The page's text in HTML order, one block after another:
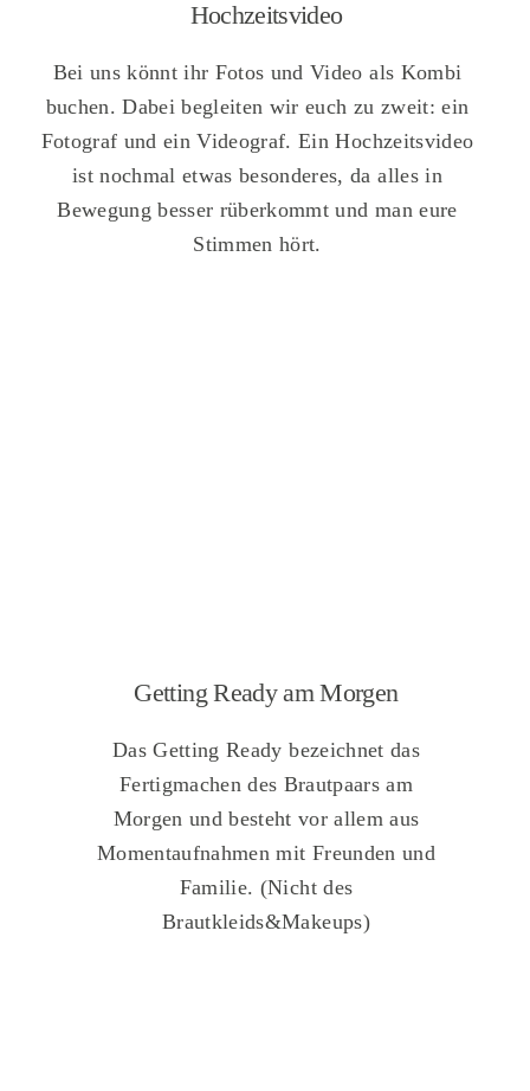
Hochzeitsvideo
Getting Ready am Morgen
Bei uns könnt ihr Fotos und Video als Kombi
buchen. Dabei begleiten wir euch zu zweit: ein
Fotograf und ein Videograf. Ein Hochzeitsvideo
ist nochmal etwas besonderes, da alles in
Bewegung besser rüberkommt und man eure
Stimmen hört.
Das Getting Ready bezeichnet das
Fertigmachen des Brautpaars am
Morgen und besteht vor allem aus
Momentaufnahmen mit Freunden und
Familie. (Nicht des
Brautkleids&Makeups)